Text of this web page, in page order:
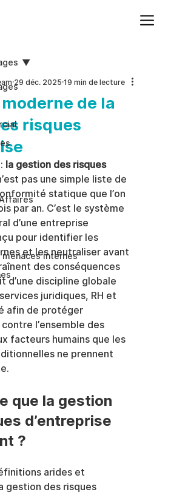
internes
de la
risques
29 déc. 2025 19 min de lecture
la gestion des risques
pas une simple liste de
statique que l’on
par an. C’est le système
d’une entreprise
pour identifier les
et les neutraliser avant
des conséquences
d’une discipline globale
juridiques, RH et
afin de protéger
contre l’ensemble des
facteurs humains que les
ne prennent
que la gestion
d’entreprise
?
arides et
gestion des risques